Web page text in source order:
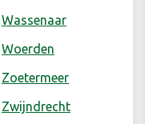
Wassenaar
Woerden
Zoetermeer
Zwijndrecht